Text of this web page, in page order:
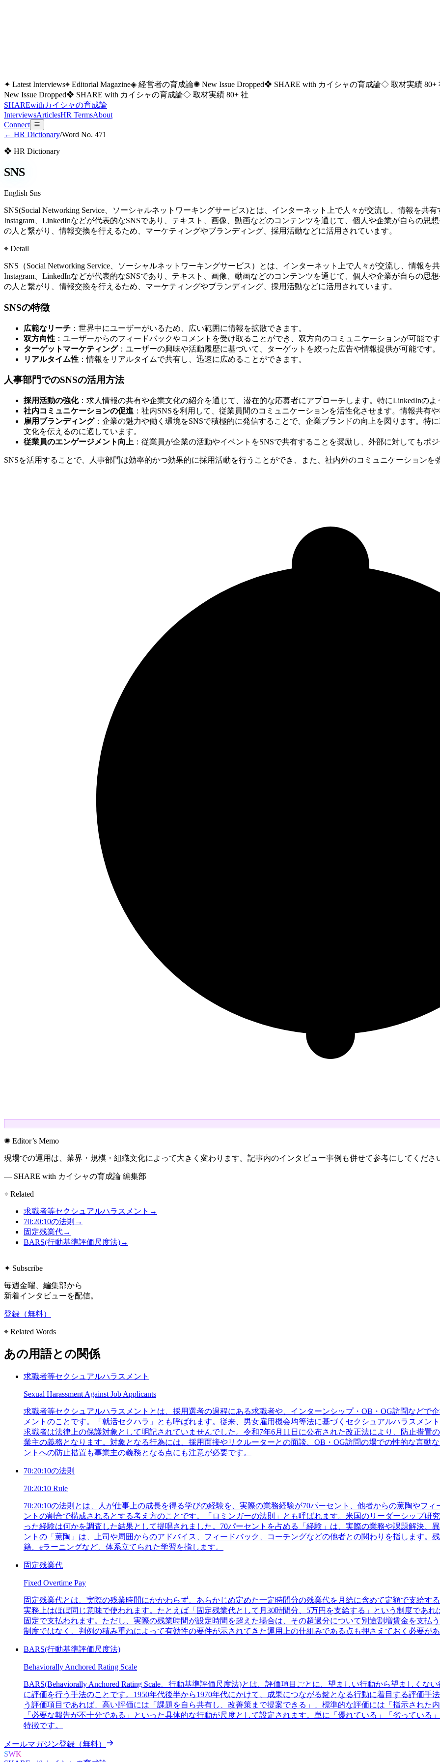
✦ Latest Interviews⌖ Editorial Magazine◈ 経営者の育成論✺ New Issue Dropped❖ SHARE with カイシャの育成論◇ 取材実績 80+
New Issue Dropped❖ SHARE with カイシャの育成論◇ 取材実績 80+ 社
SHAREwithカイシャの育成論
InterviewsArticlesHR TermsAbout
Connect
← HR Dictionary/Word No. 471
❖ HR Dictionary
SNS
English Sns
SNS(Social Networking Service、ソーシャルネットワーキングサービス)とは、インターネット上で人々が交流し、情報を共
Instagram、LinkedInなどが代表的なSNSであり、テキスト、画像、動画などのコンテンツを通じて、個人や企業が自らの思
の人と繋がり、情報交換を行えるため、マーケティングやブランディング、採用活動などに活用されています。
⌖ Detail
SNS（Social Networking Service、ソーシャルネットワーキングサービス）とは、インターネット上で人々が交流し、情報を
Instagram、LinkedInなどが代表的なSNSであり、テキスト、画像、動画などのコンテンツを通じて、個人や企業が自らの思
の人と繋がり、情報交換を行えるため、マーケティングやブランディング、採用活動などに活用されています。
SNSの特徴
広範なリーチ ：世界中にユーザーがいるため、広い範囲に情報を拡散できます。
双方向性 ：ユーザーからのフィードバックやコメントを受け取ることができ、双方向のコミュニケーションが可能で
ターゲットマーケティング：ユーザーの興味や活動履歴に基づいて、ターゲットを絞った広告や情報提供が可能です。
リアルタイム性 ：情報をリアルタイムで共有し、迅速に広めることができます。
人事部門でのSNSの活用方法
採用活動の強化：求人情報の共有や企業文化の紹介を通じて、潜在的な応募者にアプローチします。特にLinkedInの
社内コミュニケーションの促進 ：社内SNSを利用して、従業員間のコミュニケーションを活性化させます。情報共有
雇用ブランディング：企業の魅力や働く環境をSNSで積極的に発信することで、企業ブランドの向上を図ります。特
文化を伝えるのに適しています。
従業員のエンゲージメント向上 ：従業員が企業の活動やイベントをSNSで共有することを奨励し、外部に対してもポ
SNSを活用することで、人事部門は効率的かつ効果的に採用活動を行うことができ、また、社内外のコミュニケーション
✺ Editor’s Memo
現場での運用は、業界・規模・組織文化によって大きく変わります。記事内のインタビュー事例も併せて参考にしてくださ
— SHARE with カイシャの育成論 編集部
⌖ Related
求職者等セクシュアルハラスメント →
70:20:10の法則 →
固定残業代→
BARS(行動基準評価尺度法)→
✦ Subscribe
毎週金曜、編集部から
新着インタビューを配信。
登録（無料）
⌖ Related Words
あの用語との関係
求職者等セクシュアルハラスメント
Sexual Harassment Against Job Applicants
求職者等セクシュアルハラスメントとは、採用選考の過程にある求職者や、インターンシップ・OB・OG訪問などで
メントのことです。「就活セクハラ」とも呼ばれます。従来、男女雇用機会均等法に基づくセクシュアルハラスメン
求職者は法律上の保護対象として明記されていませんでした。令和7年6月11日に公布された改正法により、防止措置
業主の義務となります。対象となる行為には、採用面接やリクルーターとの面談、OB・OG訪問の場での性的な言動
ントへの防止措置も事業主の義務となる点にも注意が必要です。
70:20:10の法則
70:20:10 Rule
70:20:10の法則とは、人が仕事上の成長を得る学びの経験を、実際の業務経験が70パーセント、他者からの薫陶やフ
ントの割合で構成されるとする考え方のことです。「ロミンガーの法則」とも呼ばれます。米国のリーダーシップ研
った経験は何かを調査した結果として提唱されました。70パーセントを占める「経験」は、実際の業務や課題解決、
ントの「薫陶」は、上司や周囲からのアドバイス、フィードバック、コーチングなどの他者との関わりを指します。
籍、eラーニングなど、体系立てられた学習を指します。
固定残業代
Fixed Overtime Pay
固定残業代とは、実際の残業時間にかかわらず、あらかじめ定めた一定時間分の残業代を月給に含めて定額で支給す
実務上はほぼ同じ意味で使われます。たとえば「固定残業代として月30時間分、5万円を支給する」という制度であ
固定で支払われます。ただし、実際の残業時間が設定時間を超えた場合は、その超過分について別途割増賃金を支払
制度ではなく、判例の積み重ねによって有効性の要件が示されてきた運用上の仕組みである点も押さえておく必要が
BARS(行動基準評価尺度法)
Behaviorally Anchored Rating Scale
BARS(Behaviorally Anchored Rating Scale、行動基準評価尺度法)とは、評価項目ごとに、望ましい行動から望ましく
に評価を行う手法のことです。1950年代後半から1970年代にかけて、成果につながる鍵となる行動に着目する評価
う評価項目であれば、高い評価には「課題を自ら共有し、改善策まで提案できる」、標準的な評価には「指示された
「必要な報告が不十分である」といった具体的な行動が尺度として設定されます。単に「優れている」「劣ってい
特徴です。
メールマガジン登録（無料）
SWK